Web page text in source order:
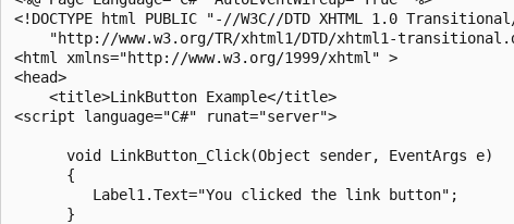
<!DOCTYPE html PUBLIC "-//W3C//DTD XHTML 1.0
"http://www.w3.org/TR/xhtml1/DTD/xhtml1-
<html xmlns="http://www.w3.org/1999/xhtml" >
<head>
    <title>LinkButton Example</title>
<script language="C#" runat="server">
      void LinkButton_Click(Object sender, EventArgs e)
      {
         Label1.Text="You clicked the link button";
      }